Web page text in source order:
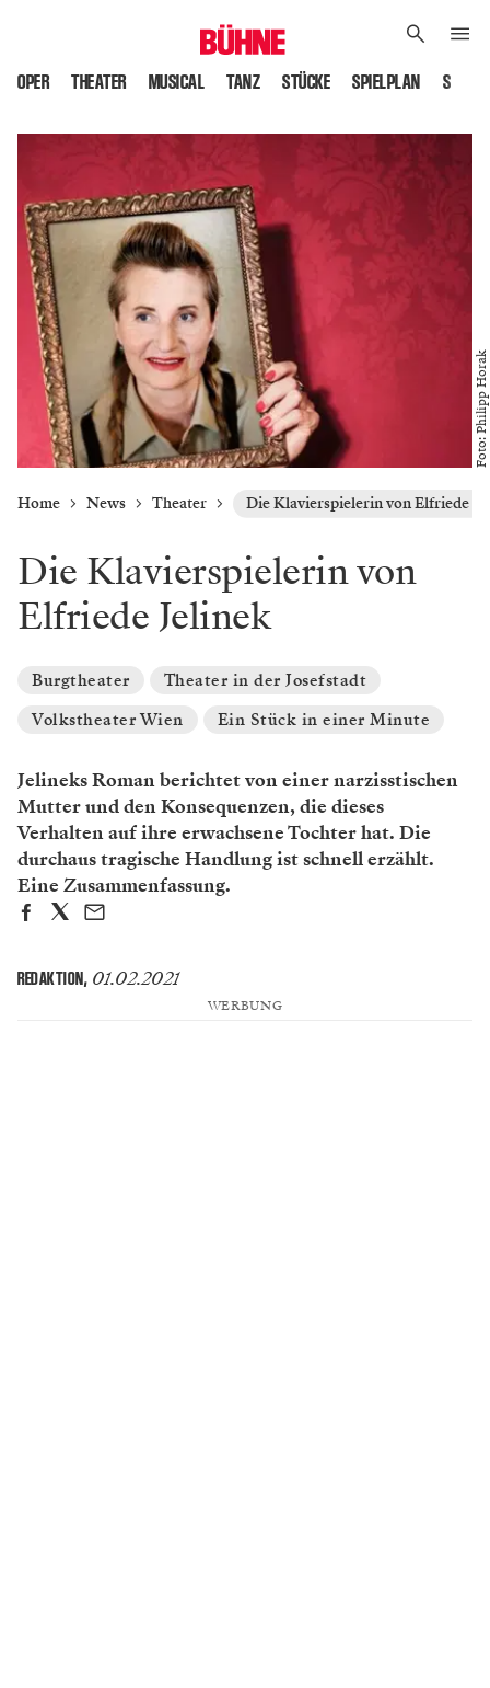
OPER THEATER MUSICAL TANZ STÜCKE SPIELPLAN
Foto: Philipp Horak
Home News Theater Die Klavierspielerin von Elfriede
Die Klavierspielerin von
Elfriede Jelinek
Burgtheater
Theater in der Josefstadt
Volkstheater Wien
Ein Stück in einer Minute
Jelineks Roman berichtet von einer narzisstischen
Mutter und den Konsequenzen, die dieses
Verhalten auf ihre erwachsene Tochter hat. Die
durchaus tragische Handlung ist schnell erzählt.
Eine Zusammenfassung.
REDAKTION, 01.02.2021
WERBUNG